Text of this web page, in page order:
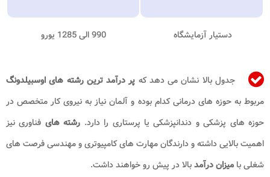
دستیار آزمایشگاه 990 الی 1285 یورو
جدول بالا نشان می دهد که پر درآمد ترین رشته های اوسبیلدونگ
مربوط به حوزه های درمانی کدام بوده و آلمان نیاز به نیروی کار متخصص در
حوزه های پزشکی و دندانپزشکی یا پرستاری را دارد. رشته های فناوری نیز
اهمیت بالایی داشته و دارندگان مهارت های کامپیوتری و مهندسی فرصت های
شغلی با میزان درآمدبالا در پیش رو خواهند داشت.